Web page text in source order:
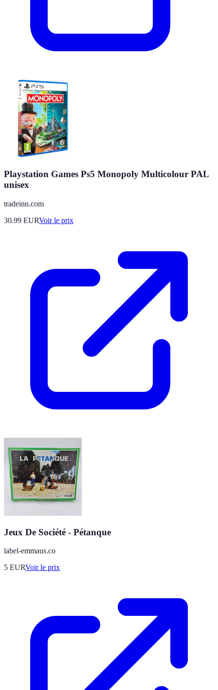
Playstation Games Ps5 Monopoly Multicolour PAL
unisex
tradeinn.com
30.99 EURVoir le prix
Jeux De Société - Pétanque
label-emmaus.co
5 EURVoir le prix